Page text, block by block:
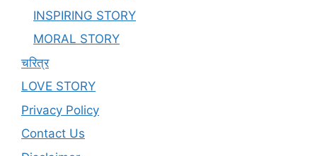
INSPIRING STORY
MORAL STORY
चरित्र
LOVE STORY
Privacy Policy
Contact Us